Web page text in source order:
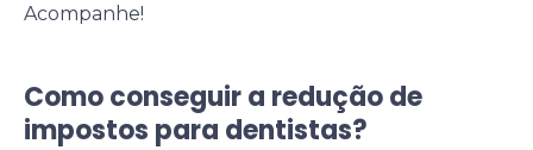
Acompanhe!
Como conseguir a redução de
impostos para dentistas?